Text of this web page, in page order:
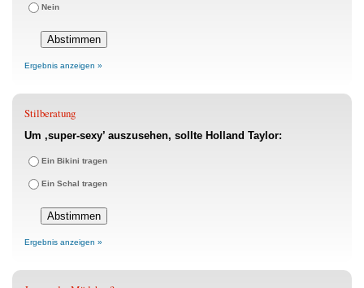
Nein
Ergebnis anzeigen »
Stilberatung
Um ‚super-sexy’ auszusehen, sollte Holland Taylor:
Ein Bikini tragen
Ein Schal tragen
Ergebnis anzeigen »